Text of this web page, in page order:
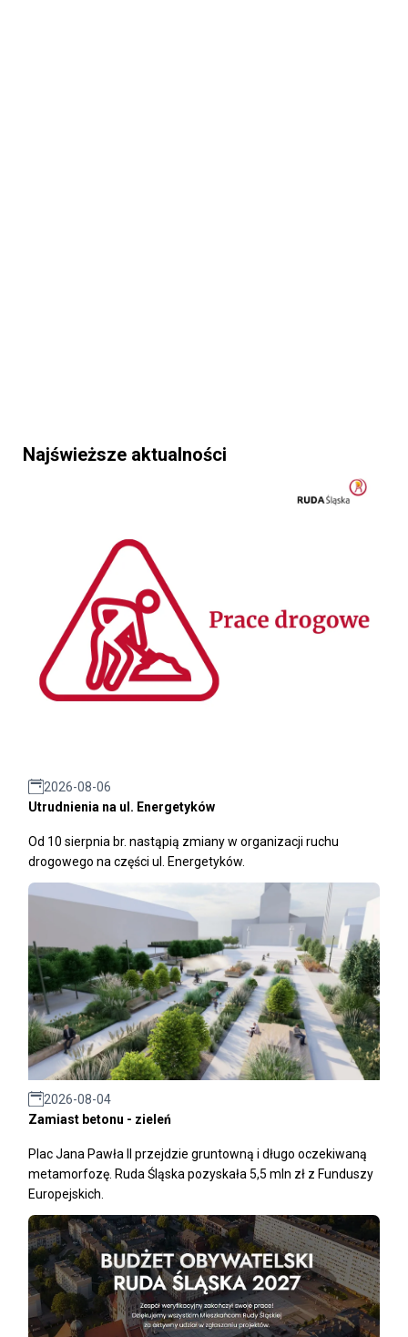
Najświeższe aktualności
2026-08-06
Utrudnienia na ul. Energetyków
Od 10 sierpnia br. nastąpią zmiany w organizacji ruchu
drogowego na części ul. Energetyków.
2026-08-04
Zamiast betonu - zieleń
Plac Jana Pawła II przejdzie gruntowną i długo oczekiwaną
metamorfozę. Ruda Śląska pozyskała 5,5 mln zł z Funduszy
Europejskich.